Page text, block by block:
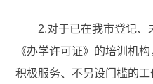
2.对于已在我市登记、
《办学许可证》的培训机
积极服务、不另设门槛的